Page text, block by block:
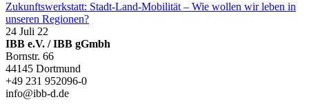
Zukunftswerkstatt: Stadt-Land-Mobilität – Wie wollen wir leben in
unseren Regionen?
24 Juli 22
IBB e.V. / IBB gGmbh
Bornstr. 66
44145 Dortmund
+49 231 952096-0
info@ibb-d.de